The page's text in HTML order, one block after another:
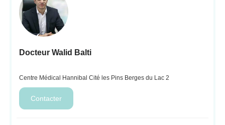
Docteur Walid Balti
Centre Médical Hannibal Cité les Pins Berges du Lac 2